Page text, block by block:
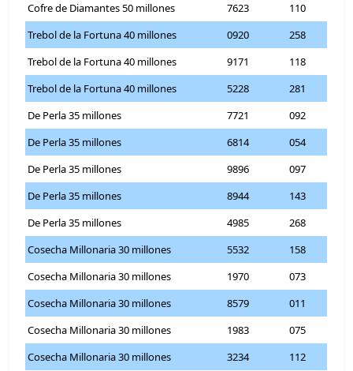
Cofre de Diamantes 50 millones
7623
110
Trebol de la Fortuna 40 millones
0920
258
Trebol de la Fortuna 40 millones
9171
118
Trebol de la Fortuna 40 millones
5228
281
De Perla 35 millones
7721
092
De Perla 35 millones
6814
054
De Perla 35 millones
9896
097
De Perla 35 millones
8944
143
De Perla 35 millones
4985
268
Cosecha Millonaria 30 millones
5532
158
Cosecha Millonaria 30 millones
1970
073
Cosecha Millonaria 30 millones
8579
011
Cosecha Millonaria 30 millones
1983
075
Cosecha Millonaria 30 millones
3234
112